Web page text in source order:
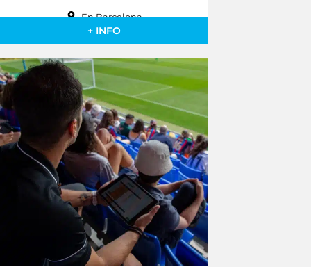
En Barcelona
+ INFO